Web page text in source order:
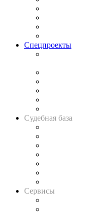
Спецпроекты
Судебная база
Сервисы